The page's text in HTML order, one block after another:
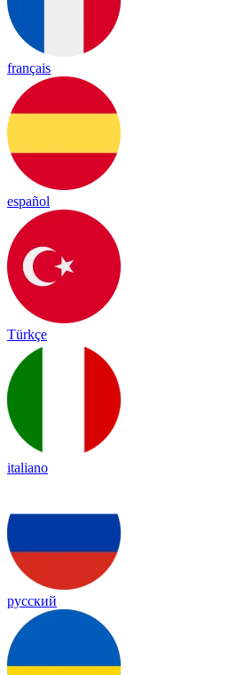
français
español
Türkçe
italiano
русский